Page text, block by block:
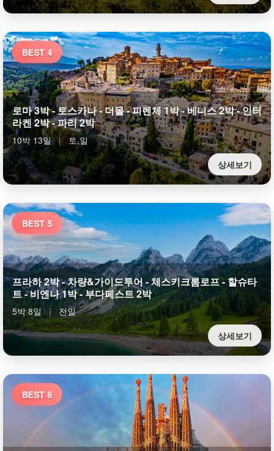
BEST 4
로마 3박 - 토스카나 - 더몰 - 피렌체 1박 - 베니스 2박 - 인터
라켄 2박 - 파리 2박
10박 13일 |
토,일
상세보기
BEST 5
프라하 2박 - 차량&가이드투어 - 체스키크롬로프 - 할슈타
트 - 비엔나 1박 - 부다페스트 2박
5박 8일 |
전일
상세보기
BEST 6